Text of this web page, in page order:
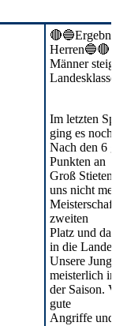
Herren🔵🔴
Männer
Landesklasse
Im letzten
ging es
Nach den 6
Punkten an
Groß Stieten
uns nicht mehr
Meisterschaft,
zweiten
Platz und
in die
Unsere Jungs
meisterlich in
der Saison.
gute
Angriffe und